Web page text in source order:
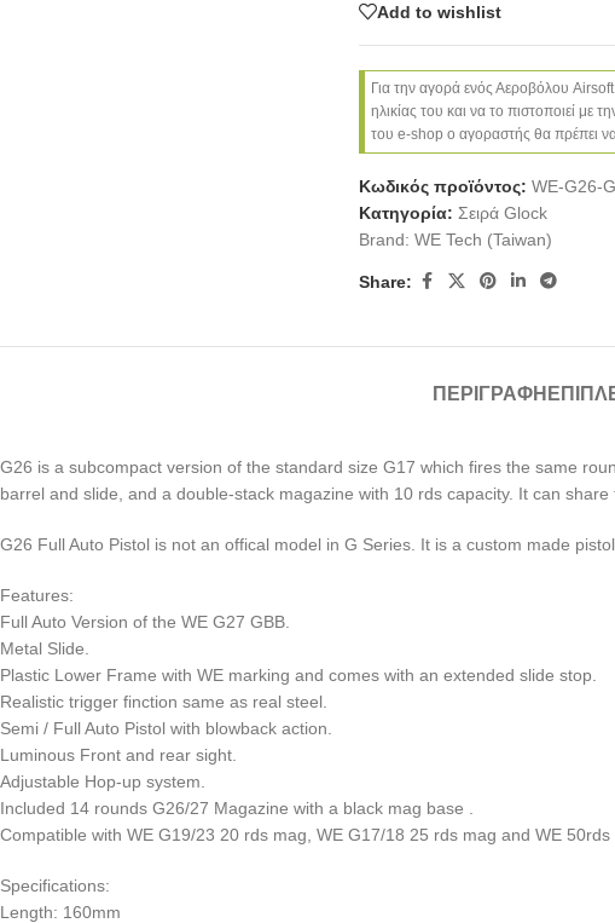
Add to wishlist
Για την αγορά ενός Αεροβόλου
ηλικίας του και να το πιστοποιεί με
του e-shop ο αγοραστής θα πρέπει
Κωδικός προϊόντος:WE-G26-
Κατηγορία: Σειρά Glock
Brand:WE Tech (Taiwan)
Share:
ΠΕΡΙΓΡΑΦΉ
G26 is a subcompact version of the standard size G17 which fires the same
barrel and slide, and a double-stack magazine with 10 rds capacity. It can
G26 Full Auto Pistol is not an offical model in G Series. It is a custom made
Features:
Full Auto Version of the WE G27 GBB.
Metal Slide.
Plastic Lower Frame with WE marking and comes with an extended slide stop.
Realistic trigger finction same as real steel.
Semi / Full Auto Pistol with blowback action.
Luminous Front and rear sight.
Adjustable Hop-up system.
Included 14 rounds G26/27 Magazine with a black mag base .
Compatible with WE G19/23 20 rds mag, WE G17/18 25 rds mag and WE 50rds
Specifications:
Length: 160mm